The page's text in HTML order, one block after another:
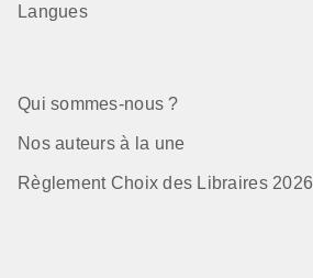
Langues
Qui sommes-nous ?
Nos auteurs à la une
Règlement Choix des Libraires 2026